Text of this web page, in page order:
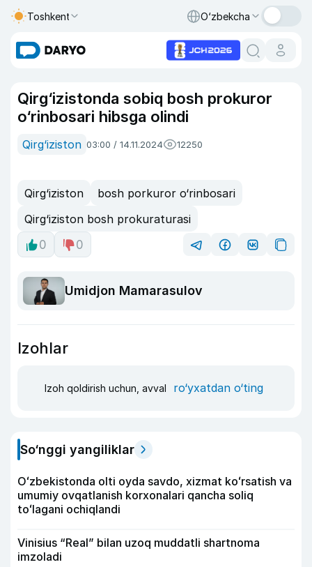
Toshkent O‘zbekcha
Qirg‘izistonda sobiq bosh prokuror
o‘rinbosari hibsga olindi
Qirg‘iziston 03:00 / 14.11.2024 12250
Qirg‘iziston
bosh porkuror o‘rinbosari
Qirg‘iziston bosh prokuraturasi
0
0
Umidjon Mamarasulov
Izohlar
Izoh qoldirish uchun, avval ro‘yxatdan o‘ting
So‘nggi yangiliklar
Oʻzbekistonda olti oyda savdo, xizmat koʻrsatish va
umumiy ovqatlanish korxonalari qancha soliq
toʻlagani ochiqlandi
Vinisius “Real” bilan uzoq muddatli shartnoma
imzoladi